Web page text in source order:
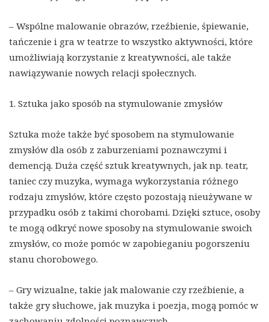
– Wspólne malowanie obrazów, rzeźbienie, śpiewanie,
tańczenie i gra w teatrze to wszystko aktywności, które
umożliwiają korzystanie z kreatywności, ale także
nawiązywanie nowych relacji społecznych.
1. Sztuka jako sposób na stymulowanie zmysłów
Sztuka może także być sposobem na stymulowanie
zmysłów dla osób z zaburzeniami poznawczymi i
demencją. Duża część sztuk kreatywnych, jak np. teatr,
taniec czy muzyka, wymaga wykorzystania różnego
rodzaju zmysłów, które często pozostają nieużywane w
przypadku osób z takimi chorobami. Dzięki sztuce, osoby
te mogą odkryć nowe sposoby na stymulowanie swoich
zmysłów, co może pomóc w zapobieganiu pogorszeniu
stanu chorobowego.
– Gry wizualne, takie jak malowanie czy rzeźbienie, a
także gry słuchowe, jak muzyka i poezja, mogą pomóc w